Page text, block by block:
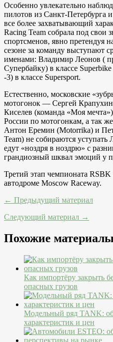
Особенно увлекательно
пилотов из Санкт-Петербурга
все более захватывающий
Racing Team собрала под свои
спортсменов, явно претендуя
сезоне за команду выступают
именами: Владимир Леонов (
Супербайку) в классе
-3) в классе Supersport.
Естественно, московские
мотогонок — Сергей
Киселев (команда «Моя
России по мотогонкам, а так
Антон Еремин (Motorrika) и
Team) не собираются
едут «ноздря в ноздрю» с
грандиозный шквал эмоций у
Третий этап чемпионата
автодроме Moscow Raceway.
← Предыдущий материал
Следующий материал →
Похожие материалы
Как импортёру закрыть
опасных грузов
Модельный ряд TANK:
характеристик и цен